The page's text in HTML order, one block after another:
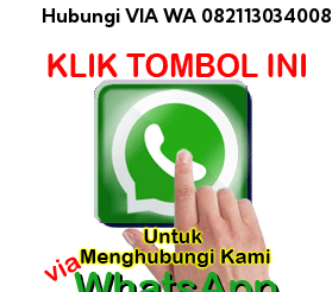
Hubungi VIA WA 082113034008